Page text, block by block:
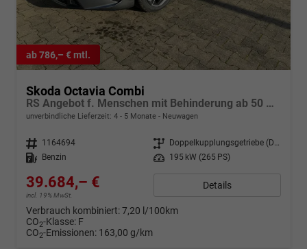
ab 786,– € mtl.
Skoda Octavia Combi
RS Angebot f. Menschen mit Behinderung ab 50 %! 2.0 TSI 265PS DSG/AUTOMATIK, 18" Alu MATRIX-LED, NAVI 13", CANTON, Side Assist, Sport-M-Lederlenkrad beheizt, Beh. Frontscheibe, Winterpaket, SunSet, Parksensoren v/hi, Kamera, ACC, Elektr. Heckklappe, Kessy, A
unverbindliche Lieferzeit: 4 - 5 Monate Neuwagen
Fahrzeugnr. 1164694 Getriebe
Doppelkupplungsgetriebe (DSG)
Kraftstoff
Benzin Leistung 195 kW (265 PS)
39.684,– €
incl. 19% MwSt.
Details
Verbrauch kombiniert:7,20 l/100km
CO2-Klasse: F
CO2-Emissionen: 163,00 g/km